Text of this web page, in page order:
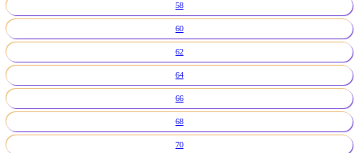
58
60
62
64
66
68
70